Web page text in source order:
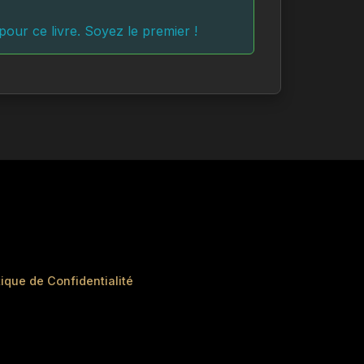
d’ancrage corporel et de
mental.
patience, persévérance et auto-
s’affirmer, renforcer leurs capacités
concrets et accompagnement
ce livre. Soyez le premier !
de Confidentialité